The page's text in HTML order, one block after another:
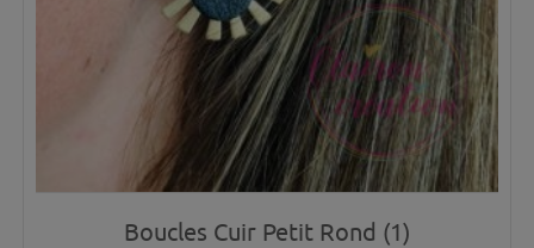
Boucles Cuir Petit Rond (1)